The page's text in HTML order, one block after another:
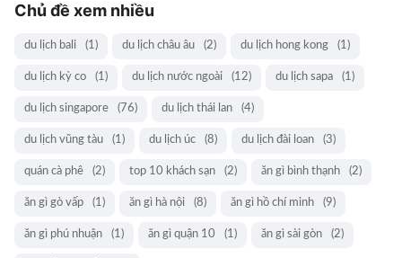
Chủ đề xem nhiều
du lịch bali (1) du lịch châu âu (2) du lịch hong kong (1)
du lịch kỳ co (1) du lịch nước ngoài (12) du lịch sapa (1)
du lịch singapore (76) du lịch thái lan (4)
du lịch vũng tàu (1) du lịch úc (8) du lịch đài loan (3)
quán cà phê (2) top 10 khách sạn (2) ăn gì bình thạnh (2)
ăn gì gò vấp (1) ăn gì hà nội (8) ăn gì hồ chí minh (9)
ăn gì phú nhuận (1) ăn gì quận 10 (1) ăn gì sài gòn (2)